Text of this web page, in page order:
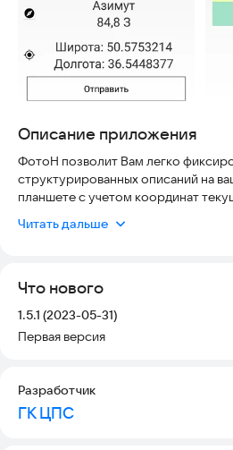
Описание приложения
ФотоН позволит Вам легко
структурированных описаний на
планшете с учетом координат
режимы он-лайн и офф-лайн. При
объектов.
Приложение «ФотоН» (Фото и
геоаналитической системы «ГеоС»,
Читать дальше
Что нового
Версия:
1.5.1 (2023-05-31)
Первая версия
Разработчик
ГК ЦПС